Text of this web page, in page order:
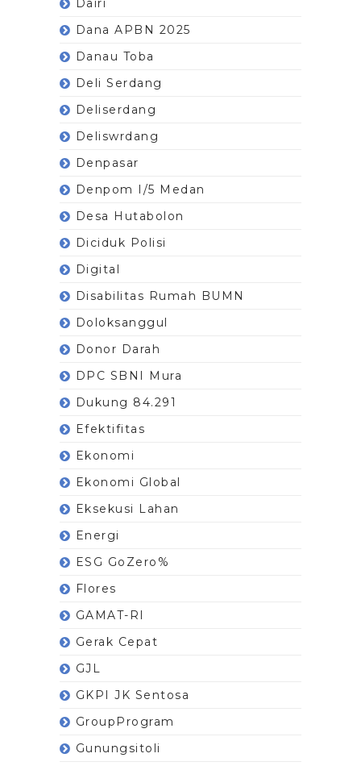
Dana APBN 2025
Danau Toba
Deli Serdang
Deliserdang
Deliswrdang
Denpasar
Denpom I/5 Medan
Desa Hutabolon
Diciduk Polisi
Digital
Disabilitas Rumah BUMN
Doloksanggul
Donor Darah
DPC SBNI Mura
Dukung 84.291
Efektifitas
Ekonomi
Ekonomi Global
Eksekusi Lahan
Energi
ESG GoZero%
Flores
GAMAT-RI
Gerak Cepat
GJL
GKPI JK Sentosa
GroupProgram
Gunungsitoli